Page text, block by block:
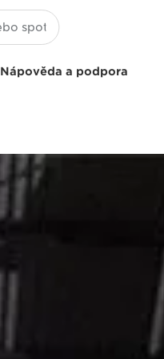
Nápověda a podpora